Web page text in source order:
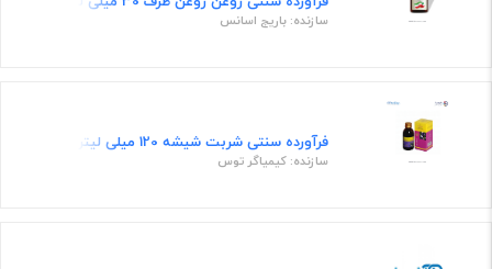
سازنده: باریج اسانس
فرآورده سنتی شربت شیشه 120 میلی لیتری
سازنده: کیمیاگر توس